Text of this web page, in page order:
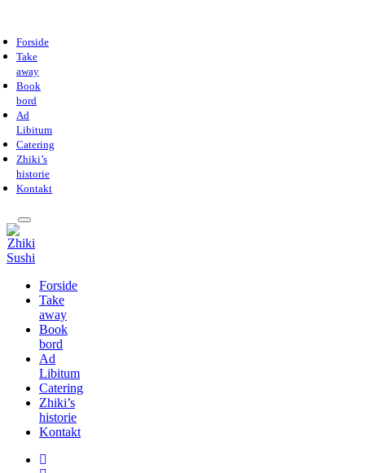
Forside
Take
away
Book
bord
Ad
Libitum
Catering
Zhiki’s
historie
Kontakt
Forside
Take
away
Book
bord
Ad
Libitum
Catering
Zhiki’s
historie
Kontakt